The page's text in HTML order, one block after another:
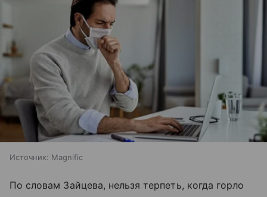
Источник: Magnific
По словам Зайцева, нельзя терпеть, когда горло